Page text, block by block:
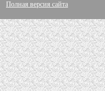
Полная версия сайта